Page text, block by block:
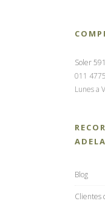
Soler
011
Lunes a
Blog
Clientes